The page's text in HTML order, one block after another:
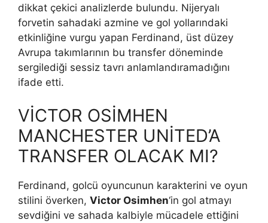
dikkat çekici analizlerde bulundu. Nijeryalı
forvetin sahadaki azmine ve gol yollarındaki
etkinliğine vurgu yapan Ferdinand, üst düzey
Avrupa takımlarının bu transfer döneminde
sergilediği sessiz tavrı anlamlandıramadığını
ifade etti.
VİCTOR OSİMHEN
MANCHESTER UNİTED’A
TRANSFER OLACAK MI?
Ferdinand, golcü oyuncunun karakterini ve oyun
stilini överken, Victor Osimhen‘in gol atmayı
sevdiğini ve sahada kalbiyle mücadele ettiğini